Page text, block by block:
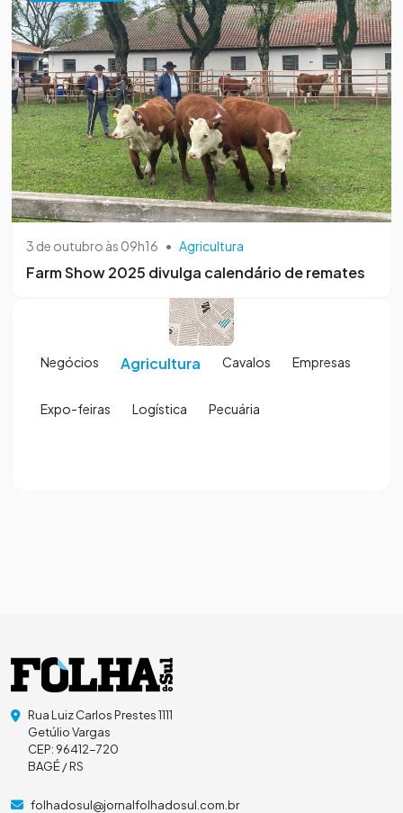
3 de outubro às 09h16 • Agricultura
Farm Show 2025 divulga calendário de remates
Negócios Agricultura Cavalos Empresas
Expo-feiras Logística Pecuária
Rua Luiz Carlos Prestes 1111
Getúlio Vargas
CEP: 96412-720
BAGÉ / RS
folhadosul@jornalfolhadosul.com.br